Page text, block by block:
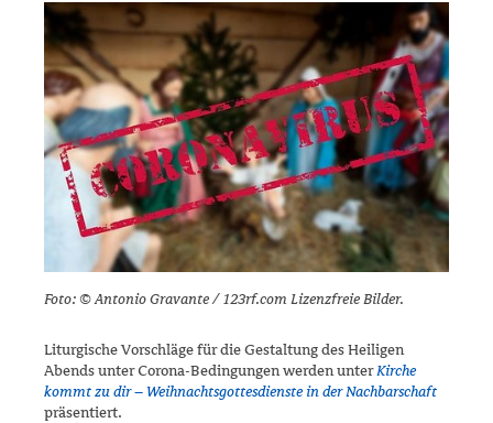
Foto: ©Antonio Gravante / 123rf.com Lizenzfreie Bilder.
Liturgische Vorschläge für die Gestaltung des Heiligen
Abends unter Corona-Bedingungen werden unter Kirche
kommt zu dir – Weihnachts­gottesdienste in der Nachbarschaft
präsentiert.